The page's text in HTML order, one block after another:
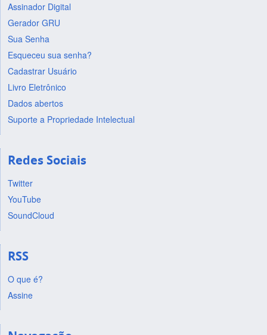
Assinador Digital
Gerador GRU
Sua Senha
Esqueceu sua senha?
Cadastrar Usuário
Livro Eletrônico
Dados abertos
Suporte a Propriedade Intelectual
Redes Sociais
Twitter
YouTube
SoundCloud
RSS
O que é?
Assine